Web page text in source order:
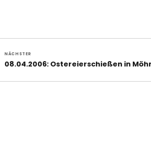
NÄCHSTER
Nächster
08.04.2006: Ostereierschießen in